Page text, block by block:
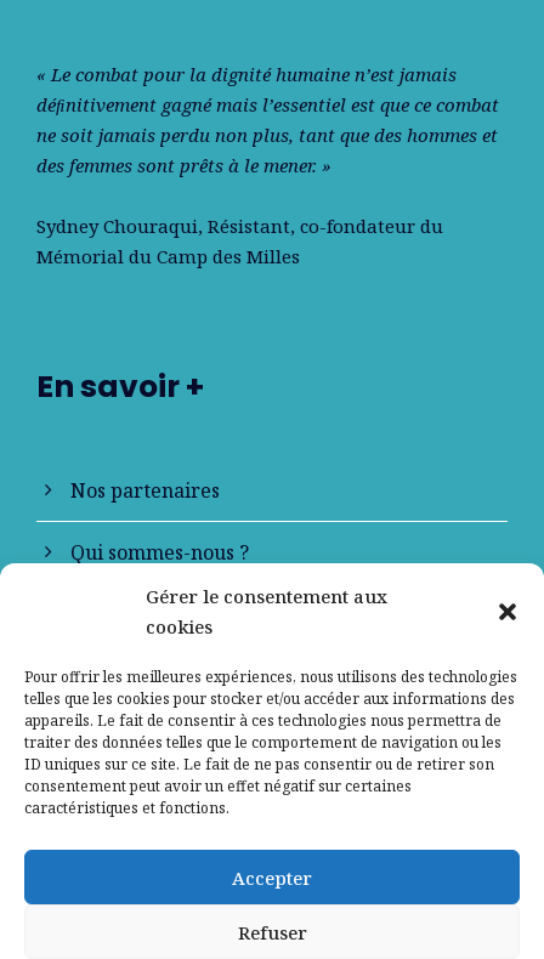
Gérer le consentement aux
cookies
Pour offrir les meilleures expériences, nous utilisons des technologies
telles que les cookies pour stocker et/ou accéder aux informations des
appareils. Le fait de consentir à ces technologies nous permettra de
traiter des données telles que le comportement de navigation ou les
ID uniques sur ce site. Le fait de ne pas consentir ou de retirer son
consentement peut avoir un effet négatif sur certaines
caractéristiques et fonctions.
Accepter
Refuser
« Le combat pour la dignité humaine n’est jamais
déﬁnitivement gagné mais l’essentiel est que ce combat
ne soit jamais perdu non plus, tant que des hommes et
des femmes sont prêts à le mener. »
Sydney Chouraqui, Résistant, co-fondateur du
Mémorial du Camp des Milles
En savoir +
Nos partenaires
Qui sommes-nous ?
Contactez-nous
Mentions légales
Politique de confidentialité